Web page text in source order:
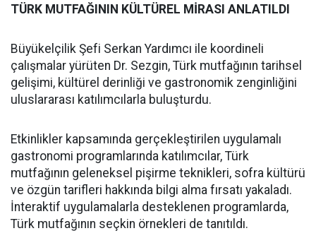
TÜRK MUTFAĞININ KÜLTÜREL MİRASI ANLATILDI
Büyükelçilik Şefi Serkan Yardımcı ile koordineli
çalışmalar yürüten Dr. Sezgin, Türk mutfağının tarihsel
gelişimi, kültürel derinliği ve gastronomik zenginliğini
uluslararası katılımcılarla buluşturdu.
Etkinlikler kapsamında gerçekleştirilen uygulamalı
gastronomi programlarında katılımcılar, Türk
mutfağının geleneksel pişirme teknikleri, sofra kültürü
ve özgün tarifleri hakkında bilgi alma fırsatı yakaladı.
İnteraktif uygulamalarla desteklenen programlarda,
Türk mutfağının seçkin örnekleri de tanıtıldı.